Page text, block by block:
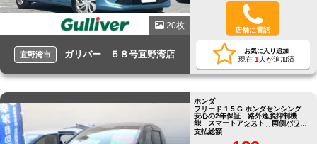
20枚
宜野湾市 ガリバー ５８号宜野湾店
店舗に電話
お気に入り追加
現在 1 人が追加済
ホンダ
フリード 1.5 G ホンダセンシング
安心の2年保証 路外逸脱抑制機
能 スマートアシスト 両側パワー
スライドドア 横滑り等抑制装置
ETC
支払総額